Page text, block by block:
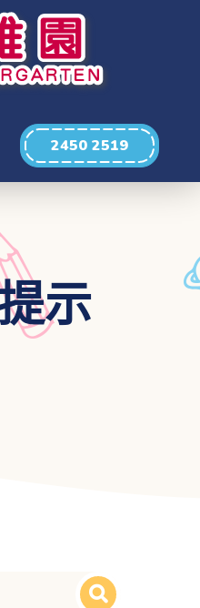
2450 2519
示